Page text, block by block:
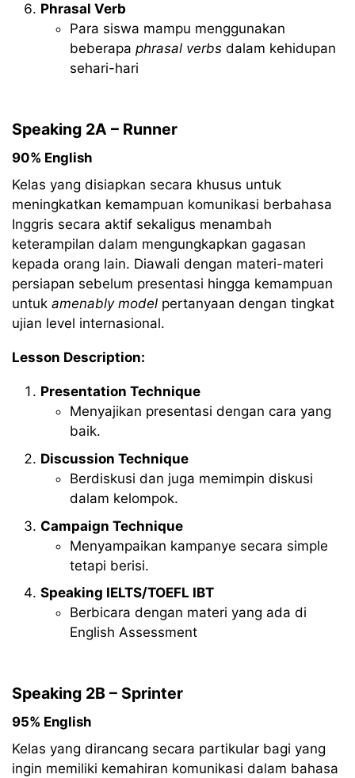
Phrasal Verb
Para siswa mampu menggunakan
beberapa phrasal verbsdalam kehidupan
sehari-hari
Speaking 2A – Runner
90% English
Kelas yang disiapkan secara khusus untuk
meningkatkan kemampuan komunikasi berbahasa
Inggris secara aktif sekaligus menambah
keterampilan dalam mengungkapkan gagasan
kepada orang lain. Diawali dengan materi-materi
persiapan sebelum presentasi hingga kemampuan
untuk amenably model pertanyaan dengan tingkat
ujian level internasional.
Lesson Description:
Presentation Technique
Menyajikan presentasi dengan cara yang
baik.
Discussion Technique
Berdiskusi dan juga memimpin diskusi
dalam kelompok.
Campaign Technique
Menyampaikan kampanye secara simple
tetapi berisi.
Speaking IELTS/TOEFL IBT
Berbicara dengan materi yang ada di
English Assessment
Speaking 2B – Sprinter
95% English
Kelas yang dirancang secara partikular bagi yang
ingin memiliki kemahiran komunikasi dalam bahasa